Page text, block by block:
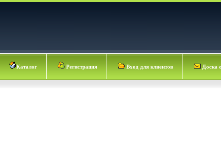
Каталог Регистрация Вход для клиентов Доска